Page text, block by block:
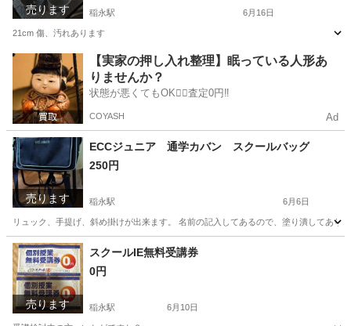
売ります 稲永駅 6月16日
21cm 傷、汚れあります
愛知 名古屋市 稲永駅 靴 汚れ
【実家の押し入れ整理】眠っている人形あ
りませんか？
状態が悪くてもOK🙆‍♀️査定0円‼️
COYASH Ad
売ります
ECCジュニア 通学カバン スクールバッグ
250円
稲永駅 6月6日
リュック、手提げ、斜め掛けが出来ます。 名前の記入してあるので、塗り潰してあ
愛知 名古屋市 キッズ用品
売ります
スクールIE無料受講券
0円
稲永駅 6月10日